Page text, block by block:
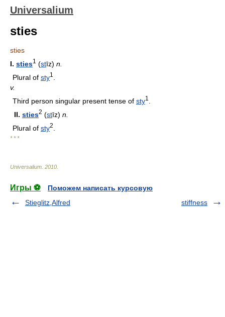
Universalium
sties
sties
I. sties1 (stīz) n.
Plural of sty1
v.
Third person singular present tense of sty1
II. sties2 (stīz) n.
Plural of sty2
* * *
Universalium 2010
Игры ⚽
Поможем написать курсовую
Stieglitz,Alfred
stiffness